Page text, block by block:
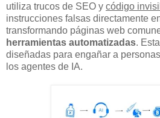
utiliza trucos de SEO y código
instrucciones falsas directamente
transformando páginas web
herramientas automatizadas.
diseñadas para engañar a
los agentes de IA.